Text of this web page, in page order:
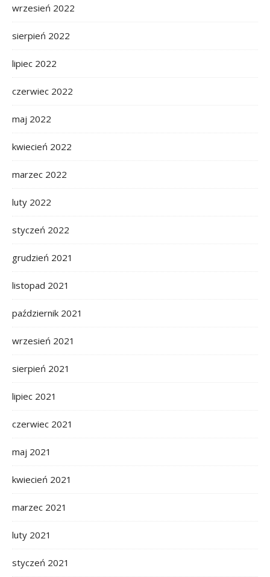
wrzesień 2022
sierpień 2022
lipiec 2022
czerwiec 2022
maj 2022
kwiecień 2022
marzec 2022
luty 2022
styczeń 2022
grudzień 2021
listopad 2021
październik 2021
wrzesień 2021
sierpień 2021
lipiec 2021
czerwiec 2021
maj 2021
kwiecień 2021
marzec 2021
luty 2021
styczeń 2021